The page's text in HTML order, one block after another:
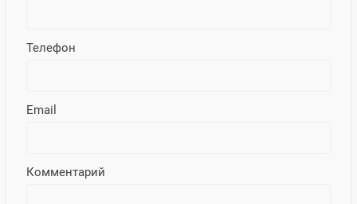
Телефон
Email
Комментарий